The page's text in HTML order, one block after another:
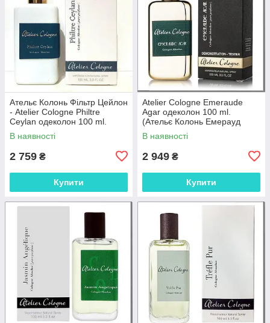
Ательє Колонь Фільтр Цейлон
- Atelier Cologne Philtre
Ceylan одеколон 100 ml.
В наявності
2 759 ₴
Купити
Atelier Cologne Emeraude
Agar одеколон 100 ml.
(Ательє Колонь Емерауд
Агар)
В наявності
2 949 ₴
Купити